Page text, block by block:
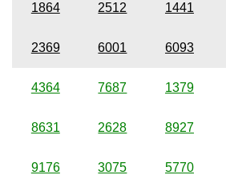
1864 2512 1441
2369 6001 6093
4364 7687 1379
8631 2628 8927
9176 3075 5770